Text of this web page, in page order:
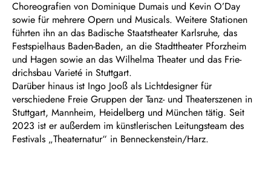
Choreografien von Dominique Dumais und Kevin O’Day
sowie für mehrere Opern und Musicals. Weitere Stationen
führten ihn an das Badische Staatstheater Karlsruhe, das
Festspielhaus Baden-Baden, an die Stadttheater Pforzheim
und Hagen sowie an das Wilhelma Theater und das Frie­
drichsbau Varieté in Stuttgart.
Darüber hinaus ist Ingo Jooß als Licht­designer für
verschiedene Freie Gruppen der Tanz- und Theaterszenen in
Stuttgart, Mannheim, Heidelberg und München tä­tig. Seit
2023 ist er außerdem im künstleri­schen Leitungsteam des
Festivals „Thea­ternatur“ in Benneckenstein/Harz.